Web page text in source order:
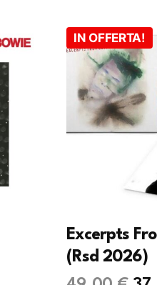
IN OFFERTA!
Excerpts
(Rsd 2026)